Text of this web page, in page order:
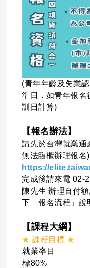
(青年年齡及失業
準日，如青年報名
訓日計算)
【報名辦法】
請先於台灣就業通
無法臨櫃辦理報名)
https://
完成後請來電 02-
陳先生 辦理自付
下「報名流程」說
【課程大綱】
★ 課程目標 ★
就業率目
標80%